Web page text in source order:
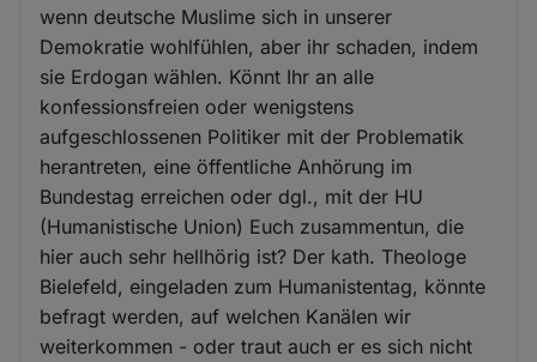
wenn deutsche Muslime sich in unserer
Demokratie wohlfühlen, aber ihr schaden, indem
sie Erdogan wählen. Könnt Ihr an alle
konfessionsfreien oder wenigstens
aufgeschlossenen Politiker mit der Problematik
herantreten, eine öffentliche Anhörung im
Bundestag erreichen oder dgl., mit der HU
(Humanistische Union) Euch zusammentun, die
hier auch sehr hellhörig ist? Der kath. Theologe
Bielefeld, eingeladen zum Humanistentag, könnte
befragt werden, auf welchen Kanälen wir
weiterkommen - oder traut auch er es sich nicht